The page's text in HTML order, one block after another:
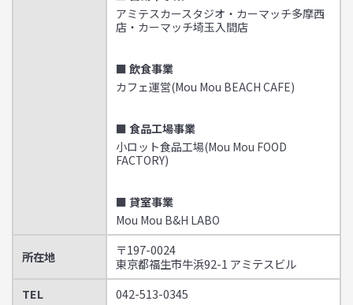
アミテスカースタジオ・カーマッチ多摩西
店・カーマッチ埼玉入間店
■ 飲食事業
カフェ運営(Mou Mou BEACH CAFE)
■ 食品工場事業
小ロット食品工場(Mou Mou FOOD
FACTORY)
■ 貸室事業
Mou Mou B&H LABO
所在地
〒197-0024
東京都福生市牛浜92-1 アミテスビル
TEL
042-513-0345